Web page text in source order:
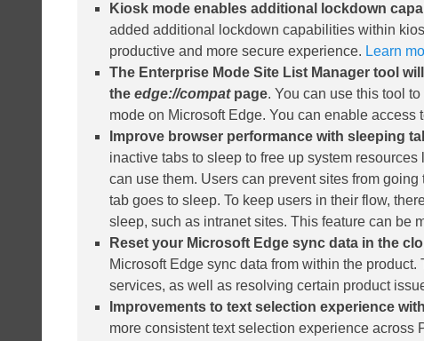
Kiosk mode enables additional lockdown
added additional lockdown capabilities within
productive and more secure experience. Learn
The Enterprise Mode Site List Manager tool
the edge://compatpage. You can use this tool
mode on Microsoft Edge. You can enable
Improve browser performance with sleeping
inactive tabs to sleep to free up system
can use them. Users can prevent sites from
tab goes to sleep. To keep users in their flow,
sleep, such as intranet sites. This feature can be
Reset your Microsoft Edge sync data in the
Microsoft Edge sync data from within the
services, as well as resolving certain product
Improvements to text selection experience
more consistent text selection experience